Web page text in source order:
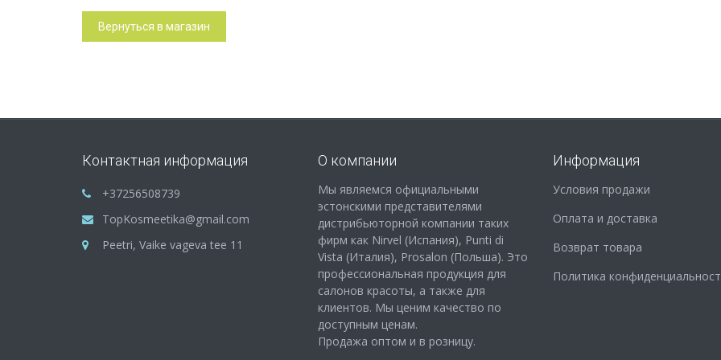
Вернуться в магазин
Контактная информация
+37256508739
TopKosmeetika@gmail.com
Peetri, Vaike vageva tee 11
О компании
Мы являемся официальными
эстонскими представителями
дистрибьюторной компании таких
фирм как Nirvel (Испания), Punti di
Vista (Италия), Prosalon (Польша). Это
профессиональная продукция для
салонов красоты, а также для
клиентов. Мы ценим качество по
доступным ценам.
Продажа оптом и в розницу.
Информация
Условия продажи
Оплата и доставка
Возврат товара
Политика